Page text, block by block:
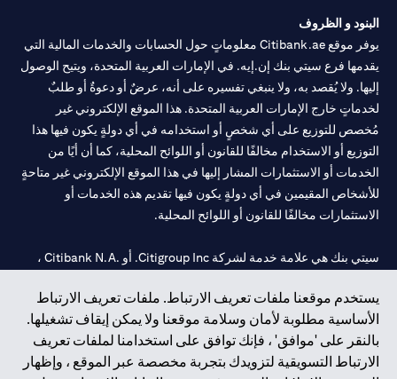
يستخدم موقعنا ملفات تعريف الارتباط. ملفات تعريف الارتباط
الأساسية مطلوبة لأمان وسلامة موقعنا ولا يمكن إيقاف تشغيلها.
بالنقر على 'موافق' ، فإنك توافق على استخدامنا لملفات تعريف
الارتباط التسويقية لتزويدك بتجربة مخصصة عبر الموقع ، وإظهار
البنود و الظروف
يوفر موقع Citibank.ae معلوماتٍ حول الحسابات والخدمات المالية التي
يقدمها فرع سيتي بنك إن.إيه. في الإمارات العربية المتحدة، ويتيح الوصول
إليها. ولا يُقصد به، ولا ينبغي تفسيره على أنه، عرضٌ أو دعوةٌ أو طلبٌ
لخدماتٍ خارج الإمارات العربية المتحدة. هذا الموقع الإلكتروني غير
مُخصص للتوزيع على أي شخصٍ أو استخدامه في أي دولةٍ يكون فيها هذا
التوزيع أو الاستخدام مخالفًا للقانون أو اللوائح المحلية، كما أن أيًا من
الخدمات أو الاستثمارات المشار إليها في هذا الموقع الإلكتروني غير متاحةٍ
للأشخاص المقيمين في أي دولةٍ يكون فيها تقديم هذه الخدمات أو
الاستثمارات مخالفًا للقانون أو اللوائح المحلية.
سيتي بنك هي علامة خدمة لشركة Citigroup Inc. أو .Citibank N.A ،
سيتي بنك إن. إيه. الإمارات مسجل لدى مصرف الإمارات المركزي تحت
أرقام التراخيص 202563 لفرع الوصل في دبي، 531989 لفرع مول
الإمارات في دبي، وCN-1002019لفرع أبوظبي. هاتف: 4000 311 04.